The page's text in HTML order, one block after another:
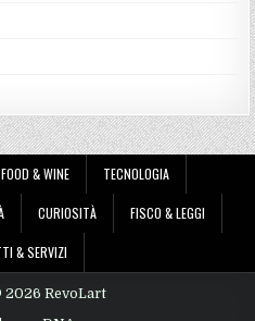
FOOD & WINE TECNOLOGIA
CURIOSITÀ FISCO & LEGGI
& SERVIZI
RevoLart